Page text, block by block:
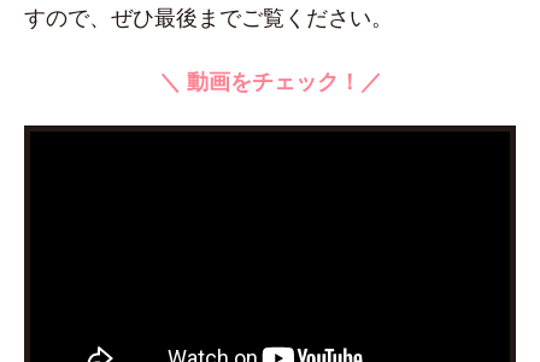
すので、ぜひ最後までご覧ください。
＼ 動画をチェック！／